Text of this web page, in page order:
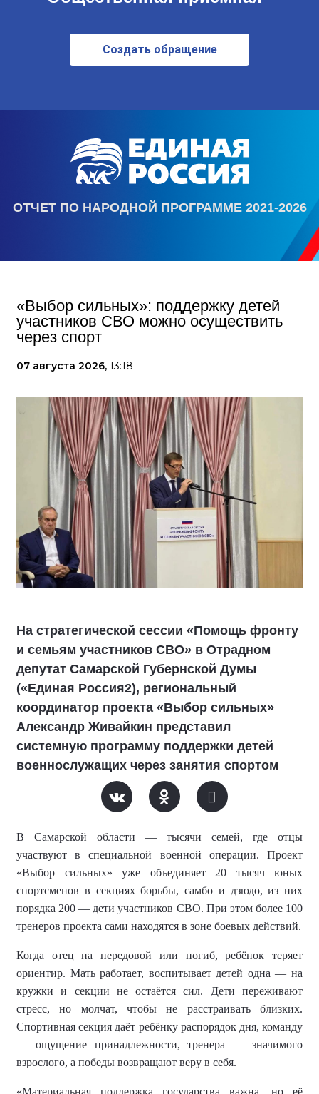
Создать обращение
ОТЧЕТ ПО НАРОДНОЙ ПРОГРАММЕ 2021-2026
«Выбор сильных»: поддержку детей
участников СВО можно осуществить
через спорт
07 августа 2026, 13:18
На стратегической сессии «Помощь фронту
и семьям участников СВО» в Отрадном
депутат Самарской Губернской Думы
(«Единая Россия2), региональный
координатор проекта «Выбор сильных»
Александр Живайкин представил
системную программу поддержки детей
военнослужащих через занятия спортом
В Самарской области — тысячи семей, где отцы
участвуют в специальной военной операции. Проект
«Выбор сильных» уже объединяет 20 тысяч юных
спортсменов в секциях борьбы, самбо и дзюдо, из них
порядка 200 — дети участников СВО. При этом более 100
тренеров проекта сами находятся в зоне боевых действий.
Когда отец на передовой или погиб, ребёнок теряет
ориентир. Мать работает, воспитывает детей одна — на
кружки и секции не остаётся сил. Дети переживают
стресс, но молчат, чтобы не расстраивать близких.
Спортивная секция даёт ребёнку распорядок дня, команду
— ощущение принадлежности, тренера — значимого
взрослого, а победы возвращают веру в себя.